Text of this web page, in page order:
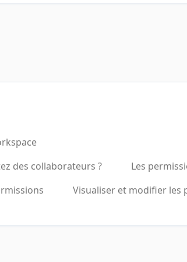
des collaborateurs ?
Les
Visualiser et modifier les